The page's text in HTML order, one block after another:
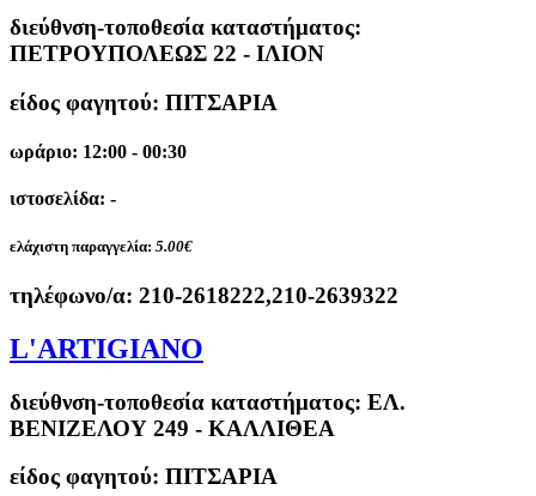
διεύθνση-τοποθεσία καταστήματος:
ΠΕΤΡΟΥΠΟΛΕΩΣ 22 - ΙΛΙΟΝ
είδος φαγητού: ΠΙΤΣΑΡΙΑ
ωράριο: 12:00 - 00:30
ιστοσελίδα: -
ελάχιστη παραγγελία: 5.00€
τηλέφωνο/α: 210-2618222,210-2639322
L'ARTIGIANO
διεύθνση-τοποθεσία καταστήματος: ΕΛ.
ΒΕΝΙΖΕΛΟΥ 249 - ΚΑΛΛΙΘΕΑ
είδος φαγητού: ΠΙΤΣΑΡΙΑ